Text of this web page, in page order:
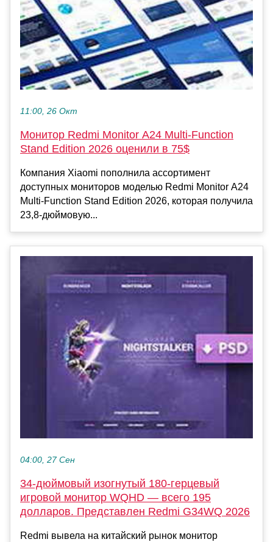
11:00, 26 Окт
Монитор Redmi Monitor A24 Multi-Function
Stand Edition 2026 оценили в 75$
Компания Xiaomi пополнила ассортимент
доступных мониторов моделью Redmi Monitor A24
Multi-Function Stand Edition 2026, которая получила
23,8-дюймовую...
04:00, 27 Сен
34-дюймовый изогнутый 180-герцевый
игровой монитор WQHD — всего 195
долларов. Представлен Redmi G34WQ 2026
Redmi вывела на китайский рынок монитор